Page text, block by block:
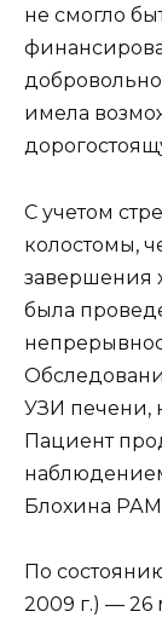
не смогло
имела
С учетом
колостомы,
завершения
была
УЗИ печени,
Пациент
Блохина
По
2009 г.) — 26